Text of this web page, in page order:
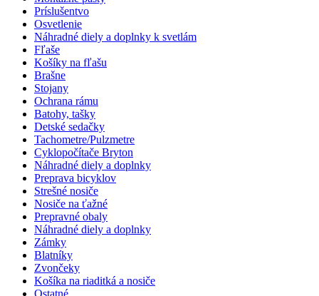
Príslušentvo
Osvetlenie
Náhradné diely a doplnky k svetlám
Fľaše
Košíky na fľašu
Brašne
Stojany
Ochrana rámu
Batohy, tašky
Detské sedačky
Tachometre/Pulzmetre
Cyklopočítače Bryton
Náhradné diely a doplnky
Preprava bicyklov
Strešné nosiče
Nosiče na ťažné
Prepravné obaly
Náhradné diely a doplnky
Zámky
Blatníky
Zvončeky
Košíka na riaditká a nosiče